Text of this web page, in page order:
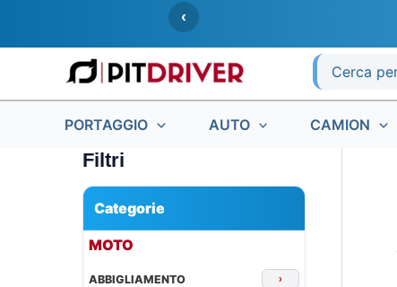
‹
Ricerca
per:
PORTAGGIO AUTO CAMION
Filtri
Categorie
MOTO
ABBIGLIAMENTO ›